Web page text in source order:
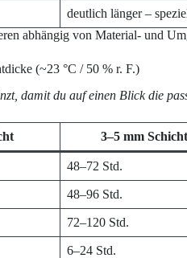
deutlich länger –
abhängig von Material- und
(~23 °C / 50 % r. F.)
damit du auf einen Blick die
3–5 mm Schicht
48–72 Std.
48–96 Std.
72–120 Std.
6–24 Std.